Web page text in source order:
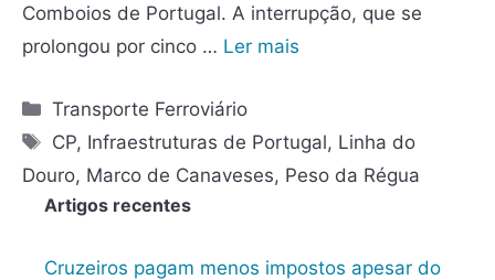
Comboios de Portugal. A interrupção, que se
prolongou por cinco … Ler mais
Transporte Ferroviário
CP, Infraestruturas de Portugal, Linha do
Douro, Marco de Canaveses, Peso da Régua
Artigos recentes
Cruzeiros pagam menos impostos apesar do